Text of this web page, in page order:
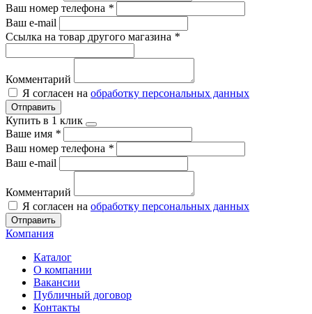
Ваш номер телефона *
Ваш e-mail
Ссылка на товар другого магазина *
Комментарий
Я согласен на обработку персональных данных
Отправить
Купить в 1 клик
Ваше имя *
Ваш номер телефона *
Ваш e-mail
Комментарий
Я согласен на обработку персональных данных
Отправить
Компания
Каталог
О компании
Вакансии
Публичный договор
Контакты